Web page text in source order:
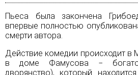
Пьеса была закончена
впервые полностью
смерти автора.
Действие комедии происходит в
в доме Фамусова −
дворянство), который